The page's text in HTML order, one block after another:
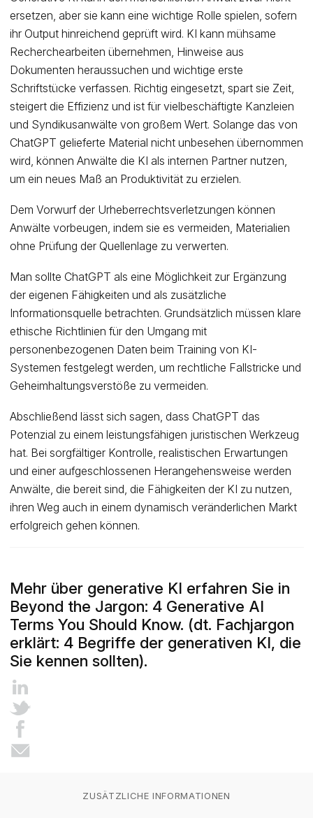
ersetzen, aber sie kann eine wichtige Rolle spielen, sofern
ihr Output hinreichend geprüft wird. KI kann mühsame
Recherchearbeiten übernehmen, Hinweise aus
Dokumenten heraussuchen und wichtige erste
Schriftstücke verfassen. Richtig eingesetzt, spart sie Zeit,
steigert die Effizienz und ist für vielbeschäftigte Kanzleien
und Syndikusanwälte von großem Wert. Solange das von
ChatGPT gelieferte Material nicht unbesehen übernommen
wird, können Anwälte die KI als internen Partner nutzen,
um ein neues Maß an Produktivität zu erzielen.
Dem Vorwurf der Urheberrechtsverletzungen können
Anwälte vorbeugen, indem sie es vermeiden, Materialien
ohne Prüfung der Quellenlage zu verwerten.
Man sollte ChatGPT als eine Möglichkeit zur Ergänzung
der eigenen Fähigkeiten und als zusätzliche
Informationsquelle betrachten. Grundsätzlich müssen klare
ethische Richtlinien für den Umgang mit
personenbezogenen Daten beim Training von KI-
Systemen festgelegt werden, um rechtliche Fallstricke und
Geheimhaltungsverstöße zu vermeiden.
Abschließend lässt sich sagen, dass ChatGPT das
Potenzial zu einem leistungsfähigen juristischen Werkzeug
hat. Bei sorgfältiger Kontrolle, realistischen Erwartungen
und einer aufgeschlossenen Herangehensweise werden
Anwälte, die bereit sind, die Fähigkeiten der KI zu nutzen,
ihren Weg auch in einem dynamisch veränderlichen Markt
erfolgreich gehen können.
Mehr über generative KI erfahren Sie in
Beyond the Jargon: 4 Generative AI
Terms You Should Know. (dt. Fachjargon
erklärt: 4 Begriffe der generativen KI, die
Sie kennen sollten).
ZUSÄTZLICHE INFORMATIONEN